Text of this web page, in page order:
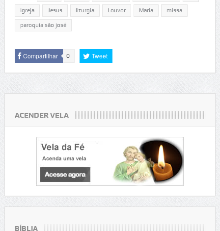
Igreja Jesus liturgia Louvor Maria missa
paroquia são josé
Compartilhar 0 Tweet
ACENDER VELA
BÍBLIA